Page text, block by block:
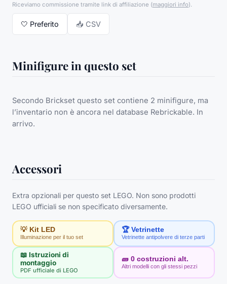
Riceviamo commissione tramite link di affiliazione (maggiori info).
🤍 Preferito 📥 CSV
Minifigure in questo set
Secondo Brickset questo set contiene 2 minifigure, ma
l’inventario non è ancora nel database Rebrickable. In
arrivo.
Accessori
Extra opzionali per questo set LEGO. Non sono prodotti
LEGO ufficiali se non specificato diversamente.
💡 Kit LED
Illuminazione per il tuo set
🏆 Vetrinette
Vetrinette antipolvere di terze parti
📖 Istruzioni di
montaggio
PDF ufficiale di LEGO
🧱 0 costruzioni alt.
Altri modelli con gli stessi pezzi